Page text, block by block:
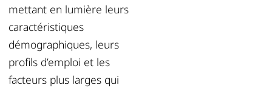
mettant en lumière leurs
caractéristiques
démographiques, leurs
profils d’emploi et les
facteurs plus larges qui